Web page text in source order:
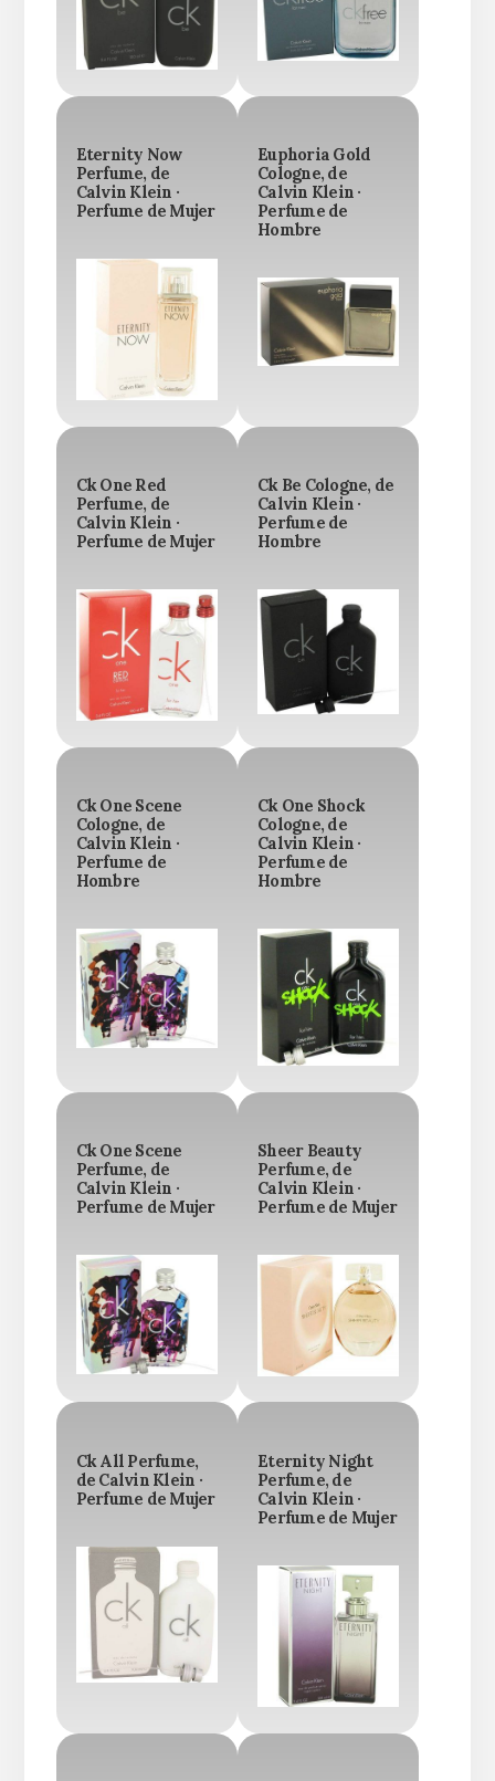
Eternity Now
Perfume, de
Calvin Klein ·
Perfume de Mujer
Euphoria Gold
Cologne, de
Calvin Klein ·
Perfume de
Hombre
Ck One Red
Perfume, de
Calvin Klein ·
Perfume de Mujer
Ck Be Cologne, de
Calvin Klein ·
Perfume de
Hombre
Ck One Scene
Cologne, de
Calvin Klein ·
Perfume de
Hombre
Ck One Shock
Cologne, de
Calvin Klein ·
Perfume de
Hombre
Ck One Scene
Perfume, de
Calvin Klein ·
Perfume de Mujer
Sheer Beauty
Perfume, de
Calvin Klein ·
Perfume de Mujer
Ck All Perfume,
de Calvin Klein ·
Perfume de Mujer
Eternity Night
Perfume, de
Calvin Klein ·
Perfume de Mujer